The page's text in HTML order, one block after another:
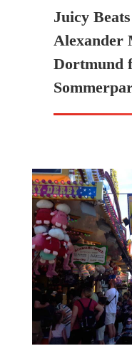
Juicy
Alexander
Dortmund